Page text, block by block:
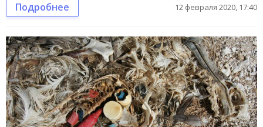
Подробнее 12 февраля 2020, 17:40